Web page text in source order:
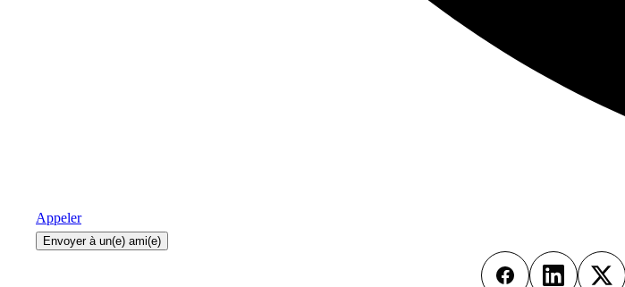
Appeler
Envoyer à un(e) ami(e)